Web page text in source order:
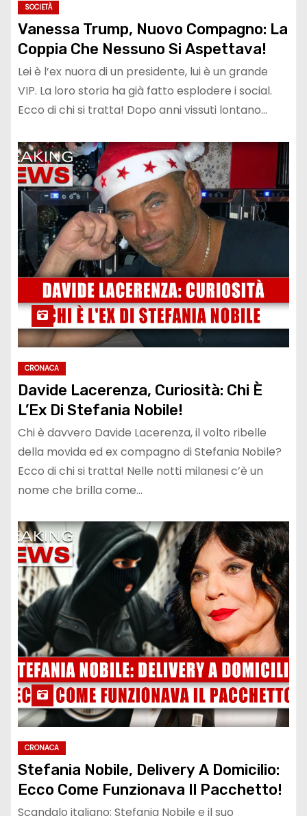
SOCIETÀ
Vanessa Trump, Nuovo Compagno: La
Coppia Che Nessuno Si Aspettava!
Lei è l’ex nuora di un presidente, lui è un grande
VIP. La loro storia ha già fatto esplodere i social.
Ecco di chi si tratta! Dopo anni vissuti lontano…
CRONACA
Davide Lacerenza, Curiosità: Chi È
L’Ex Di Stefania Nobile!
Chi è davvero Davide Lacerenza, il volto ribelle
della movida ed ex compagno di Stefania Nobile?
Ecco di chi si tratta! Nelle notti milanesi c’è un
nome che brilla come…
CRONACA
Stefania Nobile, Delivery A Domicilio:
Ecco Come Funzionava Il Pacchetto!
Scandalo italiano: Stefania Nobile e il suo